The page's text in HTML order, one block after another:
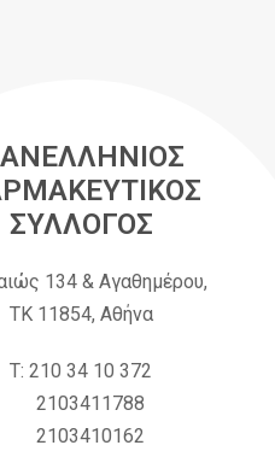
ΣΥΛΛΟΓΟΣ
134 & Αγαθημέρου,
ΤΚ 11854, Αθήνα
Τ: 210 34 10 372
2103411788
2103410162